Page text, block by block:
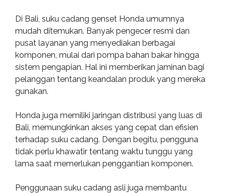
Di Bali, suku cadang genset Honda umumnya
mudah ditemukan. Banyak pengecer resmi dan
pusat layanan yang menyediakan berbagai
komponen, mulai dari pompa bahan bakar hingga
sistem pengapian. Hal ini memberikan jaminan bagi
pelanggan tentang keandalan produk yang mereka
gunakan.
Honda juga memiliki jaringan distribusi yang luas di
Bali, memungkinkan akses yang cepat dan efisien
terhadap suku cadang. Dengan begitu, pengguna
tidak perlu khawatir tentang waktu tunggu yang
lama saat memerlukan penggantian komponen.
Penggunaan suku cadang asli juga membantu